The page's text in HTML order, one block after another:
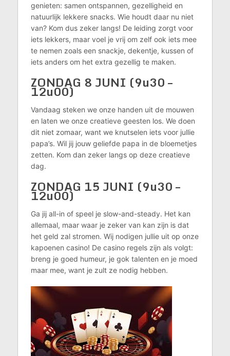
genieten: samen ontspannen, gezelligheid en
natuurlijk lekkere snacks. Wie houdt daar nu niet
van? Kom dus zeker langs! De leiding zorgt voor
iets lekkers, maar voel je vrij om zelf ook iets mee
te nemen zoals een snackje, dekentje, kussen of
iets anders om het extra gezellig te maken.
ZONDAG 8 JUNI (9u30 –
12u00)
Vandaag steken we onze handen uit de mouwen
en laten we onze creatieve geesten los. We doen
dit niet zomaar, want we knutselen iets voor jullie
papa’s. Wil jij jouw geliefde papa in de bloemetjes
zetten. Kom dan zeker langs op deze creatieve
dag.
ZONDAG 15 JUNI (9u30 –
12u00)
Ga jij all-in of speel je slow-and-steady. Het kan
allemaal, maar waar je zeker van kan zijn is dat
het geld zal stromen. Wij nodigen jullie uit op onze
kapoenen casino! De casino regels zijn als volgt:
breng je goed humeur, je gok talenten en je moed
maar mee, want je zult ze nodig hebben.